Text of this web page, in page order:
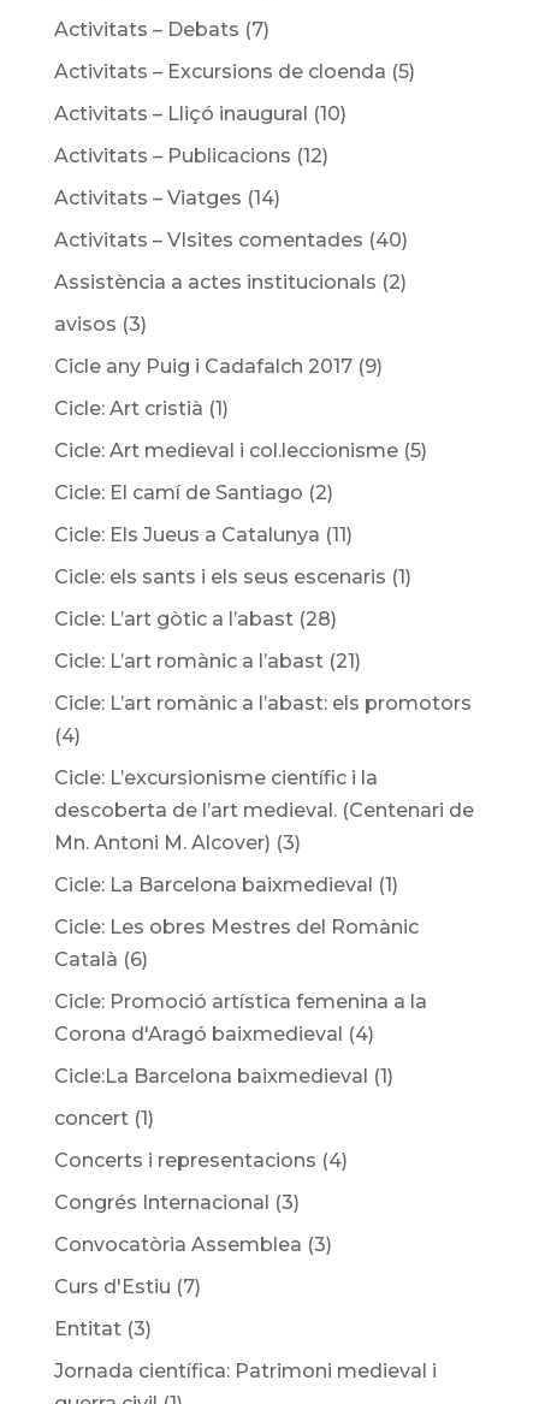
Activitats – Debats (7)
Activitats – Excursions de cloenda (5)
Activitats – Lliçó inaugural (10)
Activitats – Publicacions (12)
Activitats – Viatges (14)
Activitats – VIsites comentades (40)
Assistència a actes institucionals (2)
avisos (3)
Cicle any Puig i Cadafalch 2017(9)
Cicle: Art cristià (1)
Cicle: Art medieval i col.leccionisme(5)
Cicle: El camí de Santiago (2)
Cicle: Els Jueus a Catalunya (11)
Cicle: els sants i els seus escenaris (1)
Cicle: L’art gòtic a l’abast(28)
Cicle: L’art romànic a l’abast(21)
Cicle: L’art romànic a l’abast: els promotors
(4)
Cicle: L’excursionisme científic i la
descoberta de l’art medieval. (Centenari de
Mn. Antoni M. Alcover) (3)
Cicle: La Barcelona baixmedieval (1)
Cicle: Les obres Mestres del Romànic
Català (6)
Cicle: Promoció artística femenina a la
Corona d'Aragó baixmedieval (4)
Cicle:La Barcelona baixmedieval (1)
concert(1)
Concerts i representacions (4)
Congrés Internacional (3)
Convocatòria Assemblea (3)
Curs d'Estiu (7)
Entitat(3)
Jornada científica: Patrimoni medieval i